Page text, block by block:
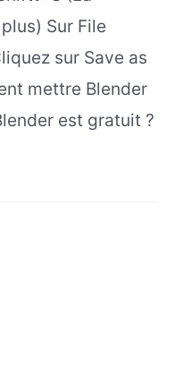
Sur File
sur Save as
mettre Blender
est gratuit ?